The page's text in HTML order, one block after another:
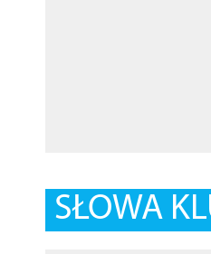
SŁOWA